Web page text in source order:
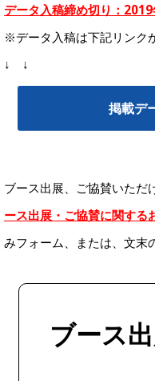
データ 入稿締め切り ： 2019
※データ入稿は下記リンク
↓ ↓
掲載デ
ブース出展、ご協賛いただ
ース出展・ご協賛に関する
みフォーム、または、文末
ブース